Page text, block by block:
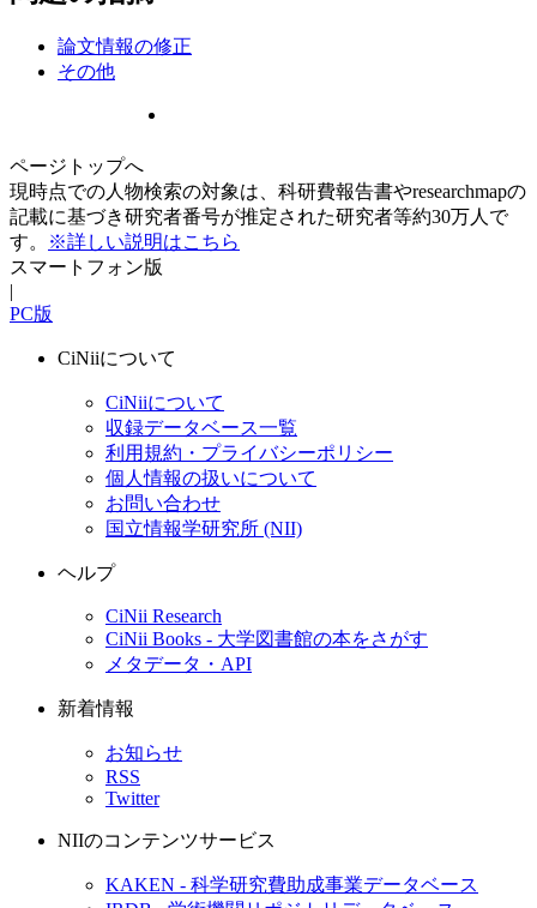
論文情報の修正
その他
ページトップへ
現時点での人物検索の対象は、科研費報告書やresearchmapの
記載に基づき研究者番号が推定された研究者等約30万人で
す。
※詳しい説明はこちら
スマートフォン版
|
PC版
CiNiiについて
CiNiiについて
収録データベース一覧
利用規約・プライバシーポリシー
個人情報の扱いについて
お問い合わせ
国立情報学研究所 (NII)
ヘルプ
CiNii Research
CiNii Books - 大学図書館の本をさがす
メタデータ・API
新着情報
お知らせ
RSS
Twitter
NIIのコンテンツサービス
KAKEN - 科学研究費助成事業データベース